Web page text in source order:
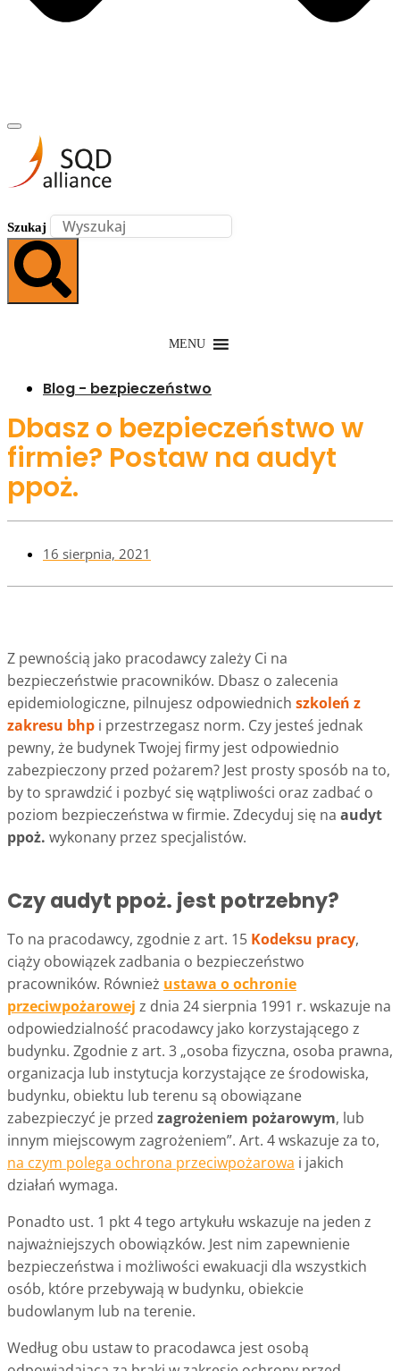
Szukaj
MENU
Blog - bezpieczeństwo
Dbasz o bezpieczeństwo w
firmie? Postaw na audyt
ppoż.
16 sierpnia, 2021
Z pewnością jako pracodawcy zależy Ci na
bezpieczeństwie pracowników. Dbasz o zalecenia
epidemiologiczne, pilnujesz odpowiednich szkoleń z
zakresu bhp i przestrzegasz norm. Czy jesteś jednak
pewny, że budynek Twojej firmy jest odpowiednio
zabezpieczony przed pożarem? Jest prosty sposób na to,
by to sprawdzić i pozbyć się wątpliwości oraz zadbać o
poziom bezpieczeństwa w firmie. Zdecyduj się na audyt
ppoż. wykonany przez specjalistów.
Czy audyt ppoż. jest potrzebny?
To na pracodawcy, zgodnie z art. 15 Kodeksu pracy,
ciąży obowiązek zadbania o bezpieczeństwo
pracowników. Również ustawa o ochronie
przeciwpożarowej z dnia 24 sierpnia 1991 r. wskazuje na
odpowiedzialność pracodawcy jako korzystającego z
budynku. Zgodnie z art. 3 „osoba fizyczna, osoba prawna,
organizacja lub instytucja korzystające ze środowiska,
budynku, obiektu lub terenu są obowiązane
zabezpieczyć je przed zagrożeniem pożarowym, lub
innym miejscowym zagrożeniem”. Art. 4 wskazuje za to,
na czym polega ochrona przeciwpożarowa i jakich
działań wymaga.
Ponadto ust. 1 pkt 4 tego artykułu wskazuje na jeden z
najważniejszych obowiązków. Jest nim zapewnienie
bezpieczeństwa i możliwości ewakuacji dla wszystkich
osób, które przebywają w budynku, obiekcie
budowlanym lub na terenie.
Według obu ustaw to pracodawca jest osobą